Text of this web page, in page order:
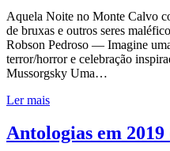
Aquela Noite no Monte Calvo
de bruxas e outros seres
Robson Pedroso — Imagine
terror/horror e celebração
Mussorgsky Uma…
Ler mais
Antologias em